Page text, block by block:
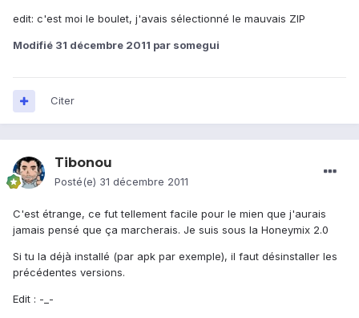
edit: c'est moi le boulet, j'avais sélectionné le mauvais ZIP
Modifié 31 décembre 2011 par somegui
Citer
Tibonou
Posté(e) 31 décembre 2011
C'est étrange, ce fut tellement facile pour le mien que j'aurais
jamais pensé que ça marcherais. Je suis sous la Honeymix 2.0
Si tu la déjà installé (par apk par exemple), il faut désinstaller les
précédentes versions.
Edit : -_-